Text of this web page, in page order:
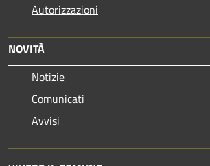
Autorizzazioni
NOVITÀ
Notizie
Comunicati
Avvisi